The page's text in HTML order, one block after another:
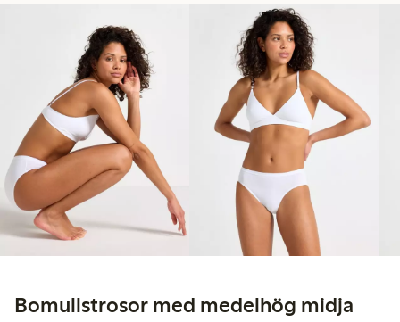
Bomullstrosor med medelhög midja